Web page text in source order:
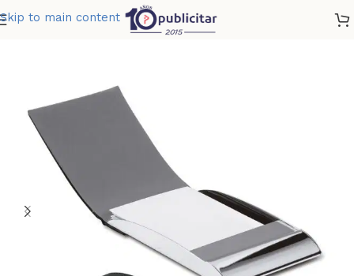
Skip to main content
PORTATARJETAS DE LUJO